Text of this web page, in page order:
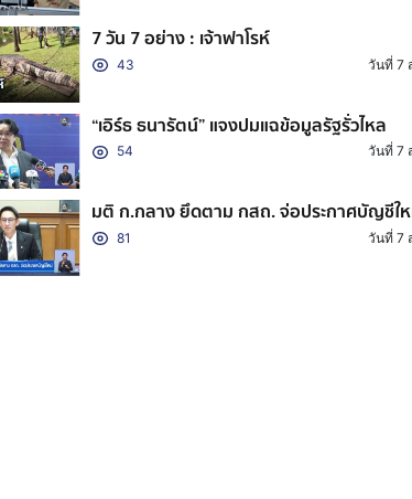
7 วัน 7 อย่าง : เจ้าฟาโรห์
43 วันที่ 7
“เอิร์ธ ธนารัตน์” แจงปมแฉข้อมูลรัฐรั่วไหล
54 วันที่ 7
มติ ก.กลาง ยึดตาม กสถ. จ่อประกาศบัญชีใ
81 วันที่ 7